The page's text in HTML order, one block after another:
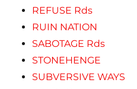
REFUSE Rds
RUIN NATION
SABOTAGE Rds
STONEHENGE
SUBVERSIVE WAYS